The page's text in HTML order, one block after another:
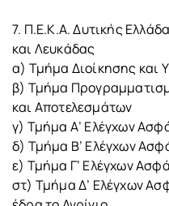
7. Π.Ε.Κ.Α. Δυτικής
και Λευκάδας
α) Τμήμα Διοίκησης και
β) Τμήμα
και Αποτελεσμάτων
γ) Τμήμα Α’ Ελέγχων
δ) Τμήμα Β’ Ελέγχων
ε) Τμήμα Γ’ Ελέγχων
στ) Τμήμα Δ’ Ελέγχων